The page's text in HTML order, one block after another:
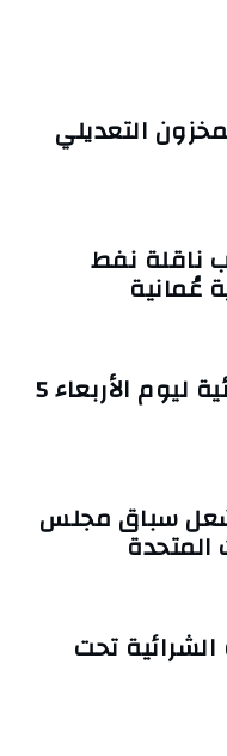
التعديلي
ناقلة نفط
عُمانية
تونس الآن/ النشرة المسائية ليوم الأربعاء 5
سباق مجلس
المتحدة
تحت